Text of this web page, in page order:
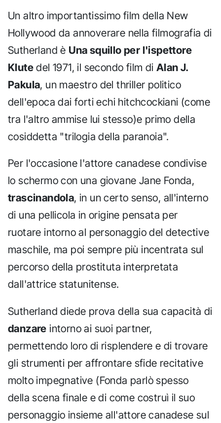
Un altro importantissimo film della New
Hollywood da annoverare nella filmografia di
Sutherland è Una squillo per l'ispettore
Klute del 1971, il secondo film di Alan J.
Pakula, un maestro del thriller politico
dell'epoca dai forti echi hitchcockiani (come
tra l'altro ammise lui stesso)e primo della
cosiddetta "trilogia della paranoia".
Per l'occasione l'attore canadese condivise
lo schermo con una giovane Jane Fonda,
trascinandola, in un certo senso, all'interno
di una pellicola in origine pensata per
ruotare intorno al personaggio del detective
maschile, ma poi sempre più incentrata sul
percorso della prostituta interpretata
dall'attrice statunitense.
Sutherland diede prova della sua capacità di
danzare intorno ai suoi partner,
permettendo loro di risplendere e di trovare
gli strumenti per affrontare sfide recitative
molto impegnative (Fonda parlò spesso
della scena finale e di come costruì il suo
personaggio insieme all'attore canadese sul